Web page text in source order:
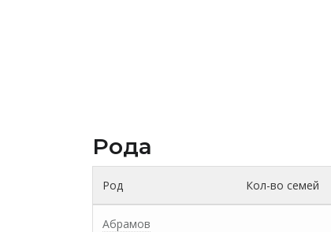
Рода
Род Кол-во семей
Абрамов